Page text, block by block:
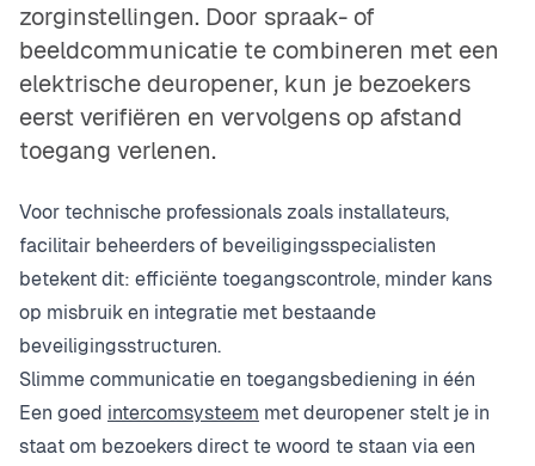
zorginstellingen. Door spraak- of
beeldcommunicatie te combineren met een
elektrische deuropener, kun je bezoekers
eerst verifiëren en vervolgens op afstand
toegang verlenen.
Voor technische professionals zoals installateurs,
facilitair beheerders of beveiligingsspecialisten
betekent dit: efficiënte toegangscontrole, minder kans
op misbruik en integratie met bestaande
beveiligingsstructuren.
Slimme communicatie en toegangsbediening in één
Een goed intercomsysteem met deuropener stelt je in
staat om bezoekers direct te woord te staan via een